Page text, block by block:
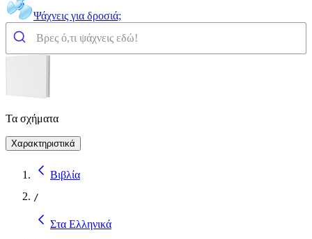
Ψάχνεις για δροσιά;
Τα σχήματα
Χαρακτηριστικά
Βιβλία
/
Στα Ελληνικά